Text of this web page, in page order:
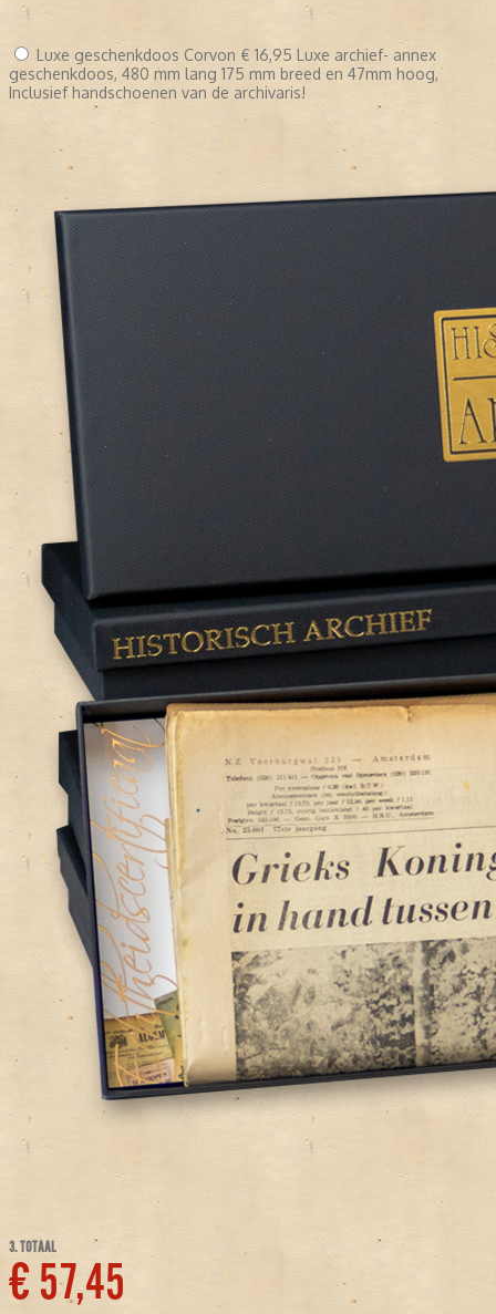
Luxe geschenkdoos Corvon € 16,95 Luxe archief- annex
geschenkdoos, 480 mm lang 175 mm breed en 47mm hoog,
Inclusief handschoenen van de archivaris!
3. TOTAAL
€ 57,45